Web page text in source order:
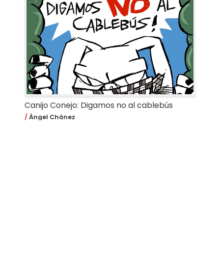
Canijo Conejo: Digamos no al cablebús
Ángel Chánez